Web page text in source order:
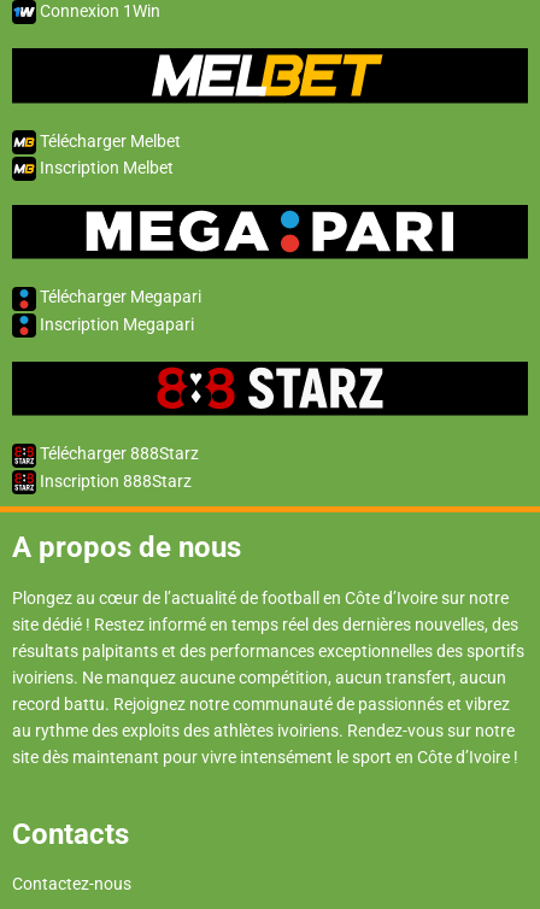
Connexion 1Win
Télécharger Melbet
Inscription Melbet
Télécharger Megapari
Inscription Megapari
Télécharger 888Starz
Inscription 888Starz
A propos de nous
Plongez au cœur de l’actualité de football en Côte d’Ivoire sur notre
site dédié ! Restez informé en temps réel des dernières nouvelles, des
résultats palpitants et des performances exceptionnelles des sportifs
ivoiriens. Ne manquez aucune compétition, aucun transfert, aucun
record battu. Rejoignez notre communauté de passionnés et vibrez
au rythme des exploits des athlètes ivoiriens. Rendez-vous sur notre
site dès maintenant pour vivre intensément le sport en Côte d’Ivoire !
Contacts
Contactez-nous